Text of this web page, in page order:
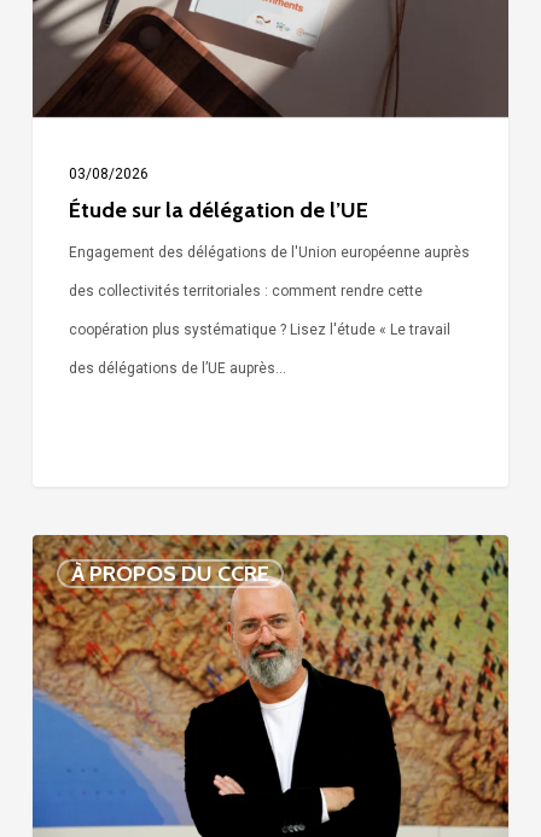
l’UE
03/08/2026
Étude sur la délégation de l’UE
Engagement des délégations de l'Union européenne auprès
des collectivités territoriales : comment rendre cette
coopération plus systématique ? Lisez l'étude « Le travail
des délégations de l’UE auprès…
À PROPOS DU CCRE
Voix
de
nos
75
ans
d’histoire
Stefano